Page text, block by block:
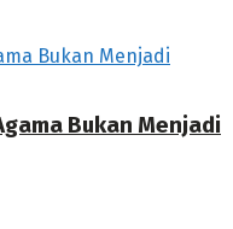
Bukan Menjadi